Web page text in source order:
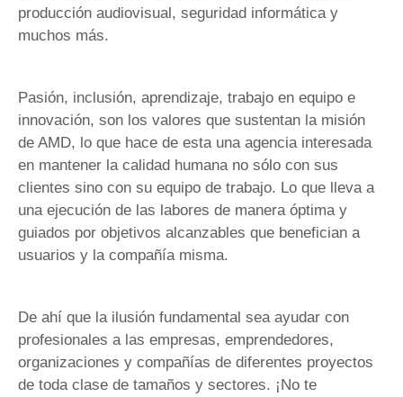
producción audiovisual, seguridad informática y
muchos más.
Pasión, inclusión, aprendizaje, trabajo en equipo e
innovación, son los valores que sustentan la misión
de AMD, lo que hace de esta una agencia interesada
en mantener la calidad humana no sólo con sus
clientes sino con su equipo de trabajo. Lo que lleva a
una ejecución de las labores de manera óptima y
guiados por objetivos alcanzables que benefician a
usuarios y la compañía misma.
De ahí que la ilusión fundamental sea ayudar con
profesionales a las empresas, emprendedores,
organizaciones y compañías de diferentes proyectos
de toda clase de tamaños y sectores. ¡No te